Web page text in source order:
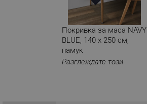
Покривка за маса NAVY
BLUE, 140 х 250 см,
памук
Разглеждате този